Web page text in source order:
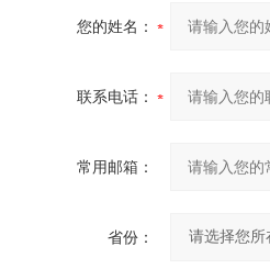
您的姓名：
联系电话：
常用邮箱：
省份：